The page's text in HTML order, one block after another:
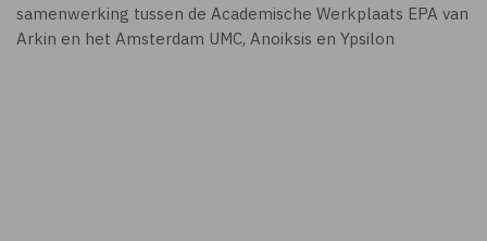
samenwerking tussen de Academische Werkplaats EPA van
Arkin en het Amsterdam UMC, Anoiksis en Ypsilon